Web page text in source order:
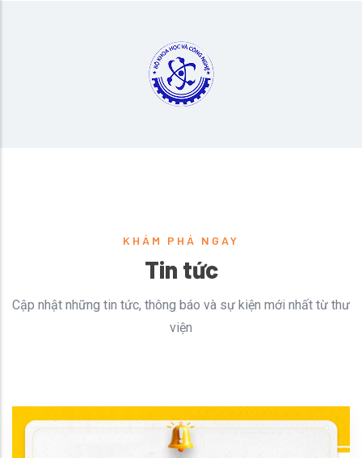
KHÁM PHÁ NGAY
Tin tức
Cập nhật những tin tức, thông báo và sự kiện mới nhất từ thư
viện